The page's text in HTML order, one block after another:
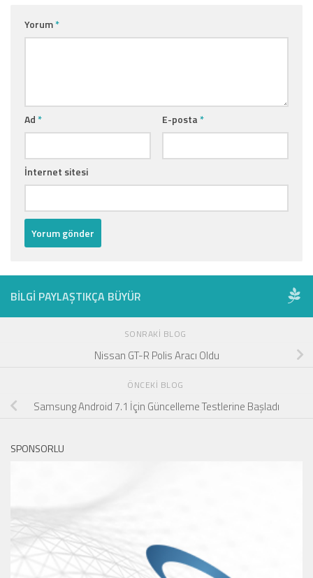
Yorum*
Ad* E-posta*
İnternet sitesi
BILGI PAYLAŞTIKÇA BÜYÜR
SONRAKI BLOG
Nissan GT-R Polis Aracı Oldu
ÖNCEKI BLOG
Samsung Android 7.1 İçin Güncelleme Testlerine Başladı
SPONSORLU